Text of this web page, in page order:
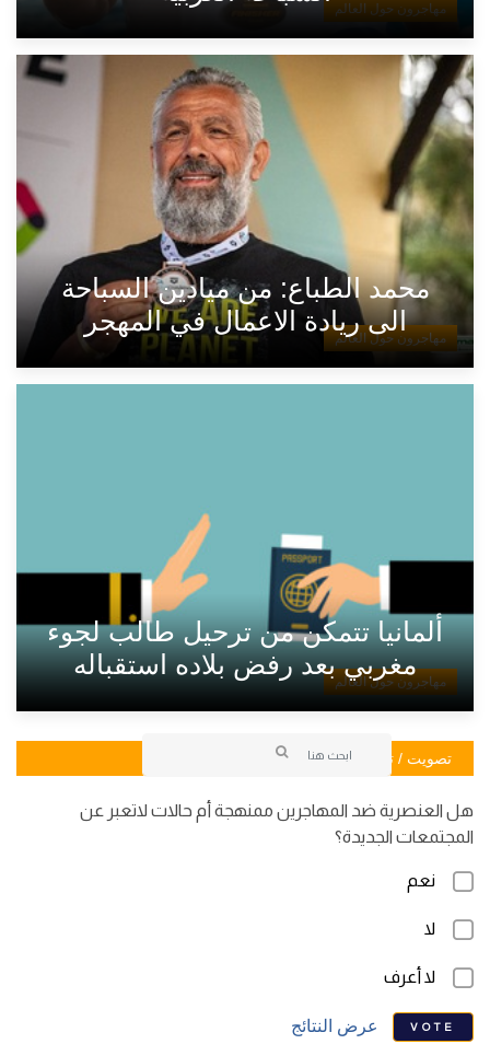
مهاجرون حول العالم
مهاجرون حول العالم
محمد الطباع: من ميادين السباحة
الى ريادة الاعمال في المهجر
مهاجرون حول العالم
ألمانيا تتمكن من ترحيل طالب لجوء
مغربي بعد رفض بلاده استقباله
تصويت / تصويت
هل العنصرية ضد المهاجرين ممنهجة أم حالات لاتعبر عن
المجتمعات الجديدة؟
نعم
لا
لا أعرف
VOTE عرض النتائج